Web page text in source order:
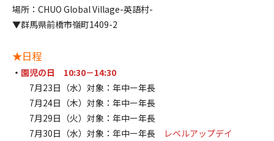
場所：CHUO Global Village-英語村-
▼群馬県前橋市嶺町1409-2
★日程
・ 園児の日
10:30－14:30
7月23日（水）対象：年中ー年長
7月24日（木）対象：年中ー年長
7月29日（火）対象：年中ー年長
7月30日（水）対象：年中ー年長
レベルアップデイ